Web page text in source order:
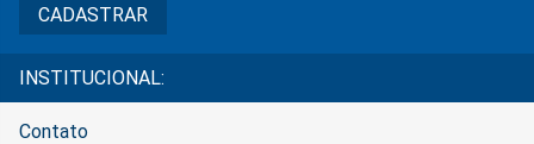
INSTITUCIONAL:
Contato